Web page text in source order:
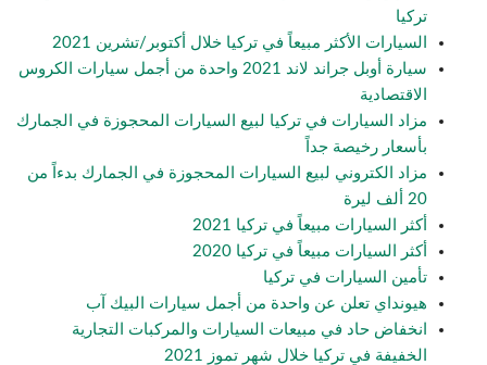
تركيا
السيارات الأكثر مبيعاً في تركيا خلال أكتوبر/تشرين 2021
سيارة أوبل جراند لاند 2021 واحدة من أجمل سيارات الكروس
الاقتصادية
مزاد السيارات في تركيا لبيع السيارات المحجوزة في الجمارك
بأسعار رخيصة جداً
مزاد الكتروني لبيع السيارات المحجوزة في الجمارك بدءاً من
20 ألف ليرة
أكثر السيارات مبيعاً في تركيا 2021
أكثر السيارات مبيعاً في تركيا 2020
تأمين السيارات في تركيا
هيونداي تعلن عن واحدة من أجمل سيارات البيك آب
انخفاض حاد في مبيعات السيارات والمركبات التجارية
الخفيفة في تركيا خلال شهر تموز 2021